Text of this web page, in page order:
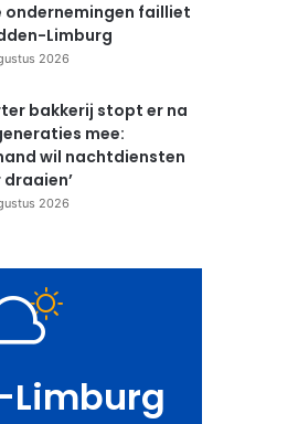
ondernemingen failliet
Limburg
2026
bakkerij stopt er na
mee:
wil nachtdiensten
draaien’
2026